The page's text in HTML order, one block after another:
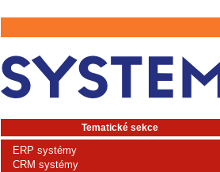
Tematické sekce
ERP systémy
CRM systémy